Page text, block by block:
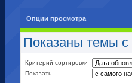
Опции просмотра
Показаны темы с
Критерий сортировки
Показать